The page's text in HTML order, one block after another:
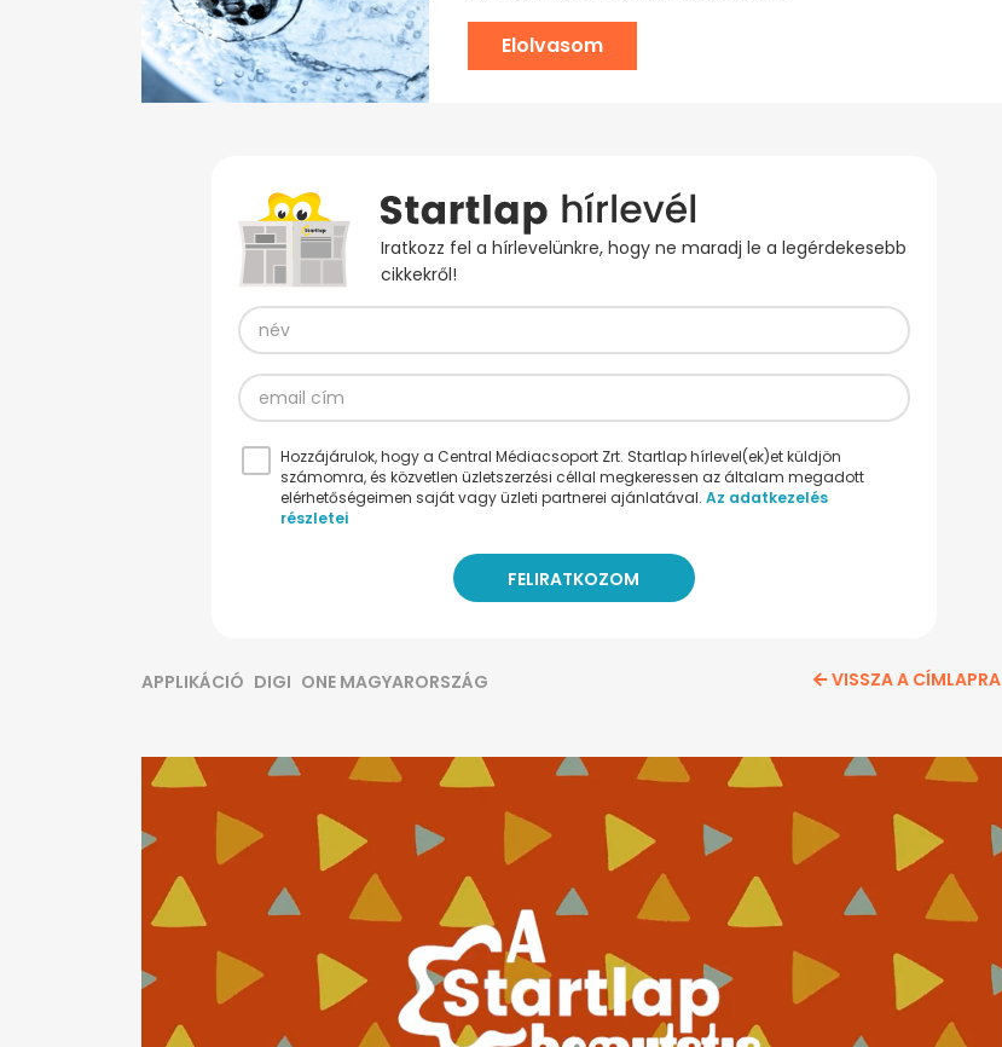
Elolvasom
Iratkozz fel a hírlevelünkre, hogy ne maradj le a legérdekesebb
cikkekről!
Hozzájárulok, hogy a Central Médiacsoport Zrt. Startlap hírlevel(ek)et küldjön
számomra, és közvetlen üzletszerzési céllal megkeressen az általam megadott
elérhetőségeimen saját vagy üzleti partnerei ajánlatával. Az adatkezelés
részletei
APPLIKÁCIÓ DIGI ONE MAGYARORSZÁG VISSZA A CÍMLAPRA